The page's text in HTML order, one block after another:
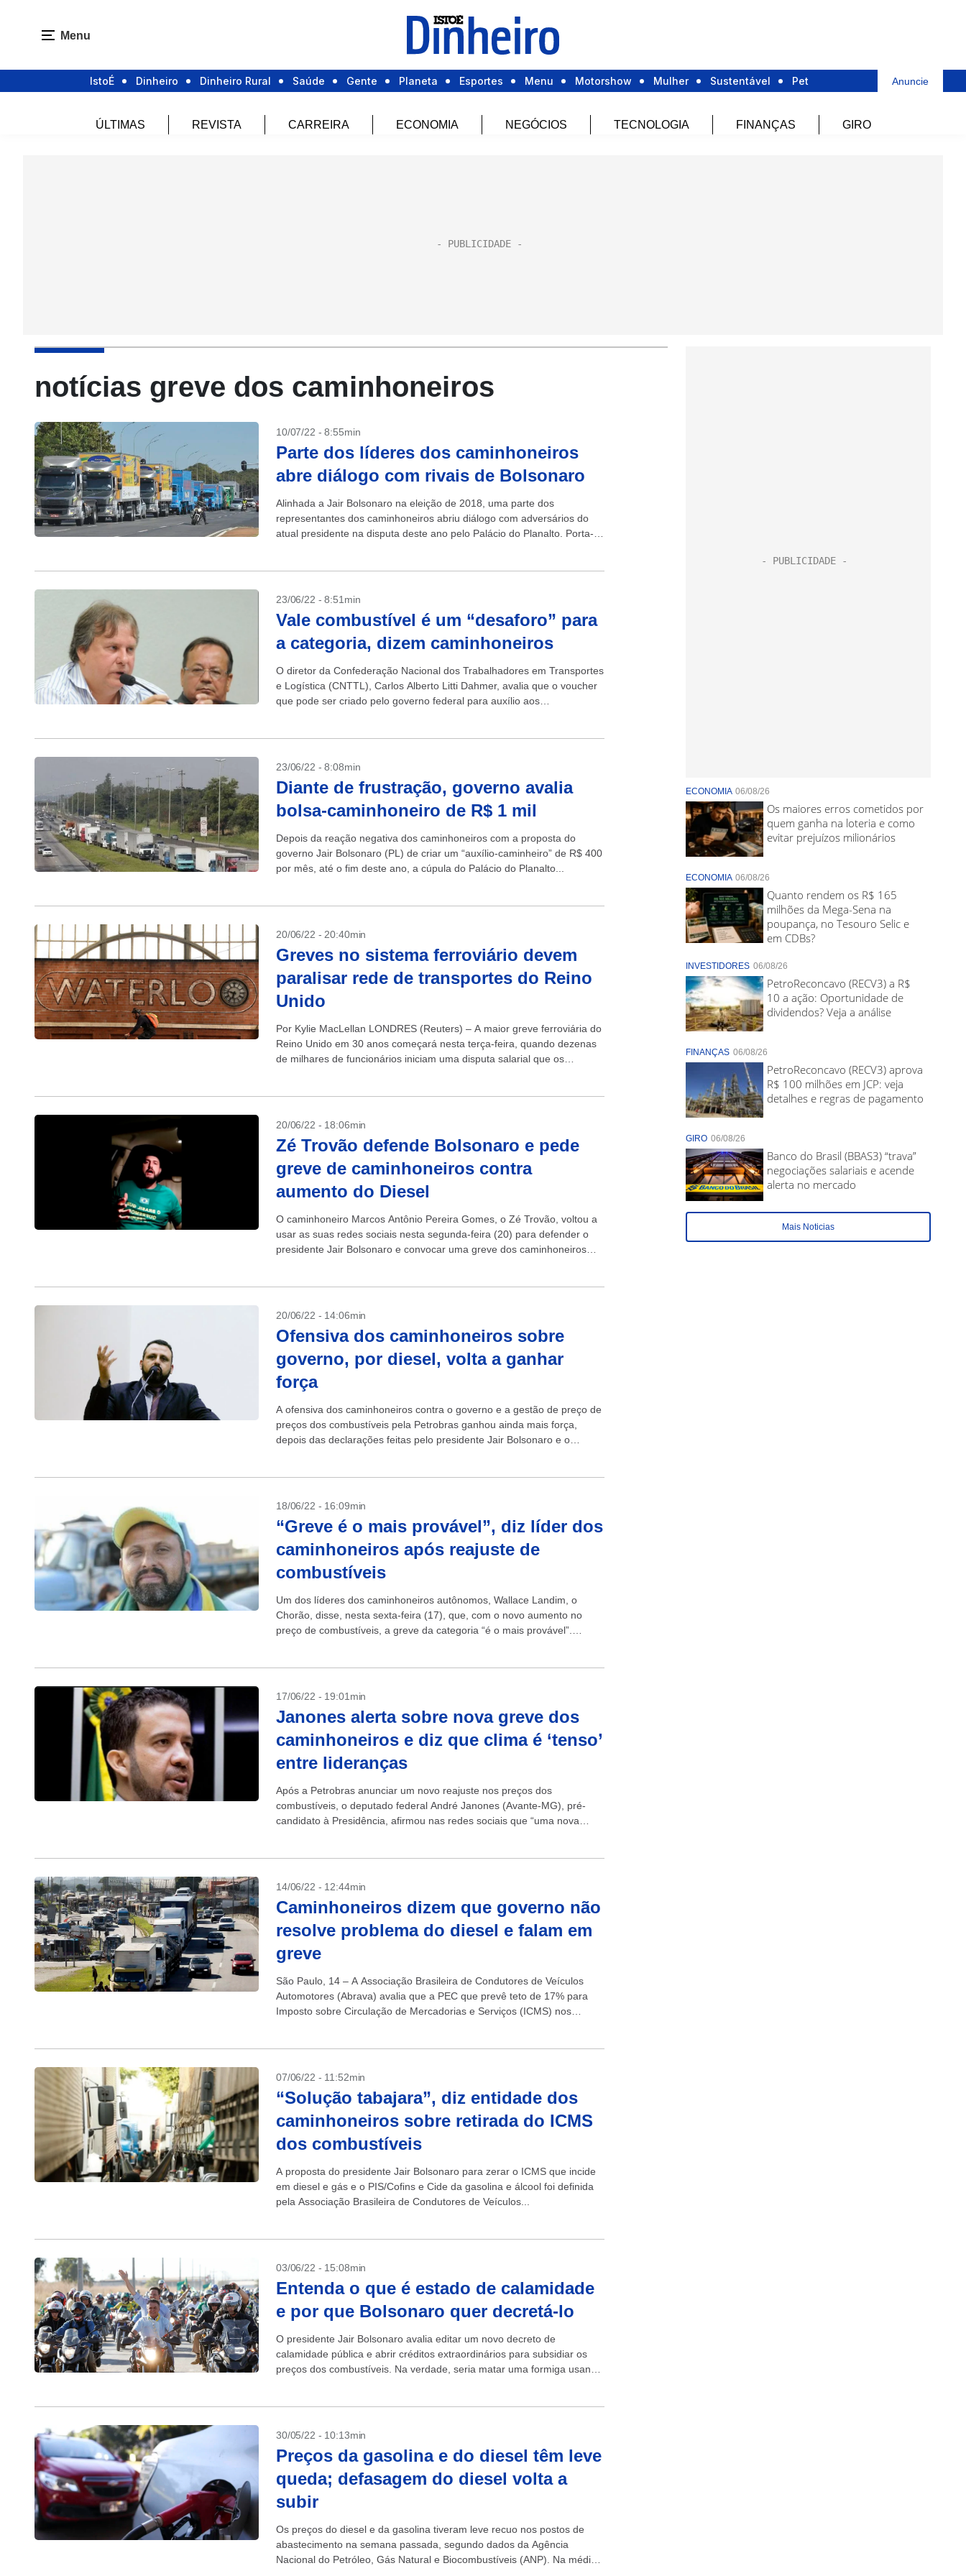
Menu
IstoÉ Dinheiro Dinheiro Rural Saúde Gente Planeta Esportes Menu Motorshow Mulher Sustentável Pet Anuncie
ÚLTIMAS REVISTA CARREIRA ECONOMIA NEGÓCIOS TECNOLOGIA FINANÇAS GIRO
notícias greve dos caminhoneiros
10/07/22 - 8:55min
Parte dos líderes dos caminhoneiros
abre diálogo com rivais de Bolsonaro
Alinhada a Jair Bolsonaro na eleição de 2018, uma parte dos
representantes dos caminhoneiros abriu diálogo com adversários do
atual presidente na disputa deste ano pelo Palácio do Planalto. Porta-
23/06/22 - 8:51min
Vale combustível é um “desaforo” para
a categoria, dizem caminhoneiros
O diretor da Confederação Nacional dos Trabalhadores em Transportes
e Logística (CNTTL), Carlos Alberto Litti Dahmer, avalia que o voucher
que pode ser criado pelo governo federal para auxílio aos
23/06/22 - 8:08min
Diante de frustração, governo avalia
bolsa-caminhoneiro de R$ 1 mil
Depois da reação negativa dos caminhoneiros com a proposta do
governo Jair Bolsonaro (PL) de criar um “auxílio-caminheiro” de R$ 400
por mês, até o fim deste ano, a cúpula do Palácio do Planalto...
20/06/22 - 20:40min
Greves no sistema ferroviário devem
paralisar rede de transportes do Reino
Unido
Por Kylie MacLellan LONDRES (Reuters) – A maior greve ferroviária do
Reino Unido em 30 anos começará nesta terça-feira, quando dezenas
de milhares de funcionários iniciam uma disputa salarial que os
20/06/22 - 18:06min
Zé Trovão defende Bolsonaro e pede
greve de caminhoneiros contra
aumento do Diesel
O caminhoneiro Marcos Antônio Pereira Gomes, o Zé Trovão, voltou a
usar as suas redes sociais nesta segunda-feira (20) para defender o
presidente Jair Bolsonaro e convocar uma greve dos caminhoneiros
20/06/22 - 14:06min
Ofensiva dos caminhoneiros sobre
governo, por diesel, volta a ganhar
força
A ofensiva dos caminhoneiros contra o governo e a gestão de preço de
preços dos combustíveis pela Petrobras ganhou ainda mais força,
depois das declarações feitas pelo presidente Jair Bolsonaro e o
18/06/22 - 16:09min
“Greve é o mais provável”, diz líder dos
caminhoneiros após reajuste de
combustíveis
Um dos líderes dos caminhoneiros autônomos, Wallace Landim, o
Chorão, disse, nesta sexta-feira (17), que, com o novo aumento no
preço de combustíveis, a greve da categoria “é o mais provável”.
17/06/22 - 19:01min
Janones alerta sobre nova greve dos
caminhoneiros e diz que clima é ‘tenso’
entre lideranças
Após a Petrobras anunciar um novo reajuste nos preços dos
combustíveis, o deputado federal André Janones (Avante-MG), pré-
candidato à Presidência, afirmou nas redes sociais que “uma nova
14/06/22 - 12:44min
Caminhoneiros dizem que governo não
resolve problema do diesel e falam em
greve
São Paulo, 14 – A Associação Brasileira de Condutores de Veículos
Automotores (Abrava) avalia que a PEC que prevê teto de 17% para
Imposto sobre Circulação de Mercadorias e Serviços (ICMS) nos
07/06/22 - 11:52min
“Solução tabajara”, diz entidade dos
caminhoneiros sobre retirada do ICMS
dos combustíveis
A proposta do presidente Jair Bolsonaro para zerar o ICMS que incide
em diesel e gás e o PIS/Cofins e Cide da gasolina e álcool foi definida
pela Associação Brasileira de Condutores de Veículos...
03/06/22 - 15:08min
Entenda o que é estado de calamidade
e por que Bolsonaro quer decretá-lo
O presidente Jair Bolsonaro avalia editar um novo decreto de
calamidade pública e abrir créditos extraordinários para subsidiar os
preços dos combustíveis. Na verdade, seria matar uma formiga usando
30/05/22 - 10:13min
Preços da gasolina e do diesel têm leve
queda; defasagem do diesel volta a
subir
Os preços do diesel e da gasolina tiveram leve recuo nos postos de
abastecimento na semana passada, segundo dados da Agência
Nacional do Petróleo, Gás Natural e Biocombustíveis (ANP). Na média
ECONOMIA 06/08/26
Os maiores erros cometidos por
quem ganha na loteria e como
evitar prejuízos milionários
ECONOMIA 06/08/26
Quanto rendem os R$ 165
milhões da Mega-Sena na
poupança, no Tesouro Selic e
em CDBs?
INVESTIDORES 06/08/26
PetroReconcavo (RECV3) a R$
10 a ação: Oportunidade de
dividendos? Veja a análise
FINANÇAS 06/08/26
PetroReconcavo (RECV3) aprova
R$ 100 milhões em JCP: veja
detalhes e regras de pagamento
GIRO 06/08/26
Banco do Brasil (BBAS3) “trava”
negociações salariais e acende
alerta no mercado
Mais Noticias